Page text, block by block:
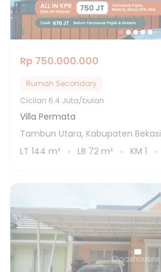
Rp 750.000.000
Rumah Secondary
Cicilan 6.4 Juta/bulan
Villa Permata
Tambun Utara, Kabupaten Bekasi
LT 144 m² LB 72 m² KM 1